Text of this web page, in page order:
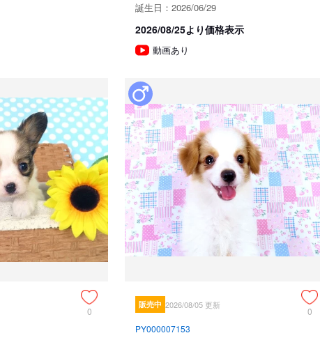
日本中の国産のパピヨンで当犬舎の血統が
血統書発行団体ＪＫＣより下記表彰を受け
JKCパピヨン犬種表彰受賞　犬舎
ご見学は大歓迎ですのでどうぞご連絡の上
2013年9月1日より「動物の愛護と管理に
確認・対面販売」が義務規定となりました
てはなりません。従いまして今までのよう
入ができなくなりました。これはすべての
で、ご理解、ご協力のほど御願い申し上げま
手続きに時間がかるため海外への輸出はい
（社)JKC A級ハンドラー1名 （社)JKC C
養管理士2級3名
動物の愛護及び管理に関する法律による動物
誕生日：2026/06/29
2026/08/25より価格表示
動画あり
0
販売中 2026/08/05 更新
0
PY000007153